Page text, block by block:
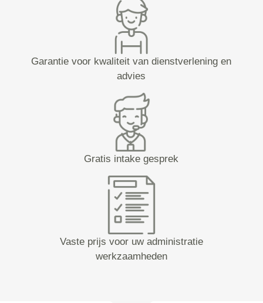
Garantie voor kwaliteit van dienstverlening en
advies
Gratis intake gesprek
Vaste prijs voor uw administratie
werkzaamheden